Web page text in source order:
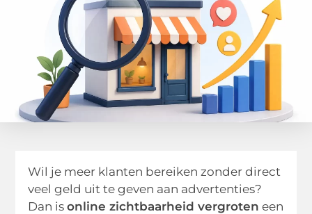
Wil je meer klanten bereiken zonder direct
veel geld uit te geven aan advertenties?
Dan isonline zichtbaarheid vergroten een